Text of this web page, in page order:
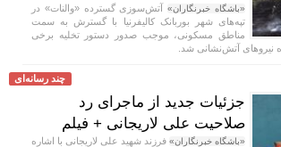
«باشگاه خبرنگاران»آتش‌سوزی گسترده «والنات» در
تپه‌های شهر بوربانک کالیفرنیا با گسترش به سمت
مناطق مسکونی، موجب صدور دستور تخلیه برخی
نیرو‌های آتش‌نشانی شد.
چند رسانه‌ای
جزئیات جدید از ماجرای رد
صلاحیت علی لاریجانی + فیلم
«باشگاه خبرنگاران» فرزند شهید علی لاریجانی با اشاره